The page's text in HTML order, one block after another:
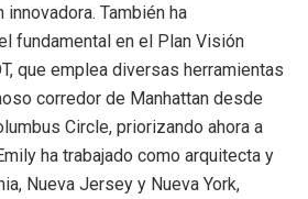
innovadora. También ha
fundamental en el Plan Visión
que emplea diversas herramientas
corredor de Manhattan desde
Circle, priorizando ahora a
ha trabajado como arquitecta y
Nueva Jersey y Nueva York,